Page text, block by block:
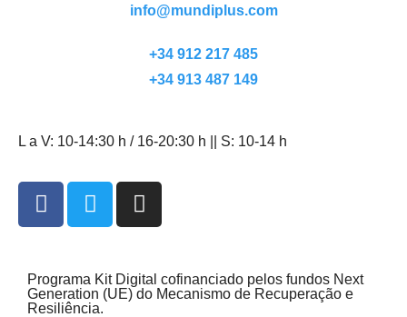
info@mundiplus.com
+34 912 217 485
+34 913 487 149
L a V: 10-14:30 h / 16-20:30 h || S: 10-14 h
Programa Kit Digital cofinanciado pelos fundos Next
Generation (UE) do Mecanismo de Recuperação e
Resiliência.